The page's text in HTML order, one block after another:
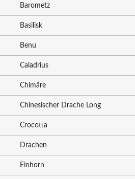
Barometz
Basilisk
Benu
Caladrius
Chimäre
Chinesischer Drache Long
Crocotta
Drachen
Einhorn